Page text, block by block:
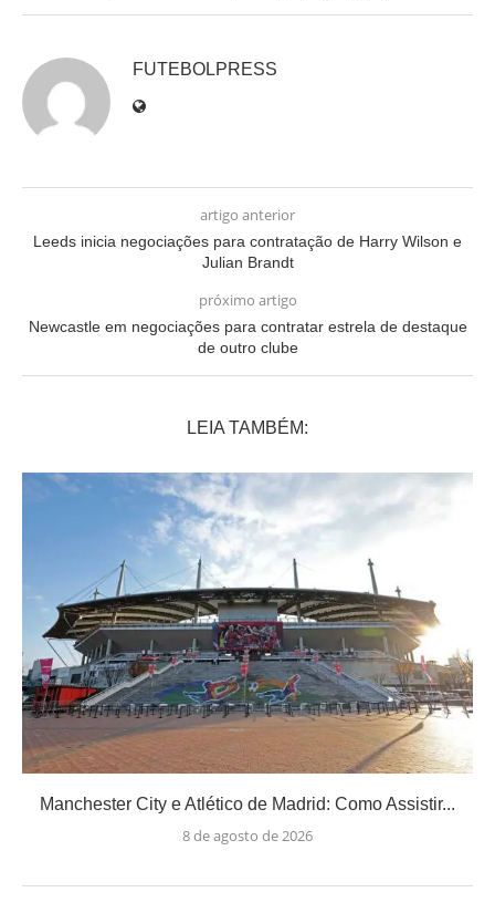
FUTEBOLPRESS
artigo anterior
Leeds inicia negociações para contratação de Harry Wilson e
Julian Brandt
próximo artigo
Newcastle em negociações para contratar estrela de destaque
de outro clube
LEIA TAMBÉM:
Manchester City e Atlético de Madrid: Como Assistir...
8 de agosto de 2026